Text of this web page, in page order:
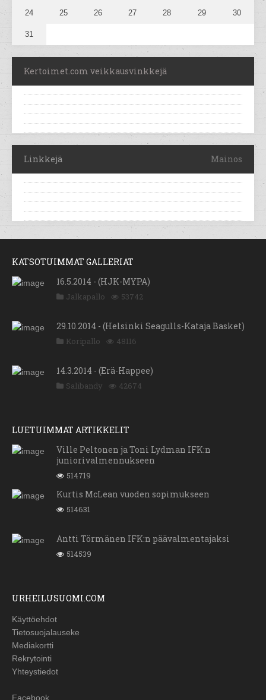
24 25 26 27 28 29 30
31
Kertoimet.com veikkausvinkkejä
Linkkejä Mainos
KATSOTUIMMAT GALLERIAT
16.5.2014 - (HJK-MYPA)
Jalkapallo 53742
29.10.2014 - (Helsinki Seagulls-Kataja Basket)
Koripallo 48116
14.3.2014 - (Erä-Happee)
Salibandy 42674
LUETUIMMAT ARTIKKELIT
Ville Peltonen ja Toni Lydman IFK:n
juniorivalmennukseen
514719
Kurtis McLean vuoden sopimukseen
514631
Antti Törmänen IFK:n päävalmentajaksi
514539
URHEILUSUOMI.COM
Käyttöehdot
Tietosuojalauseke
Mediakortti
Rekrytointi
Yhteystiedot
Facebook